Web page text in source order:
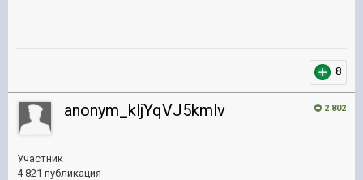
8
2 802
anonym_kljYqVJ5kmlv
Участник
4 821 публикация